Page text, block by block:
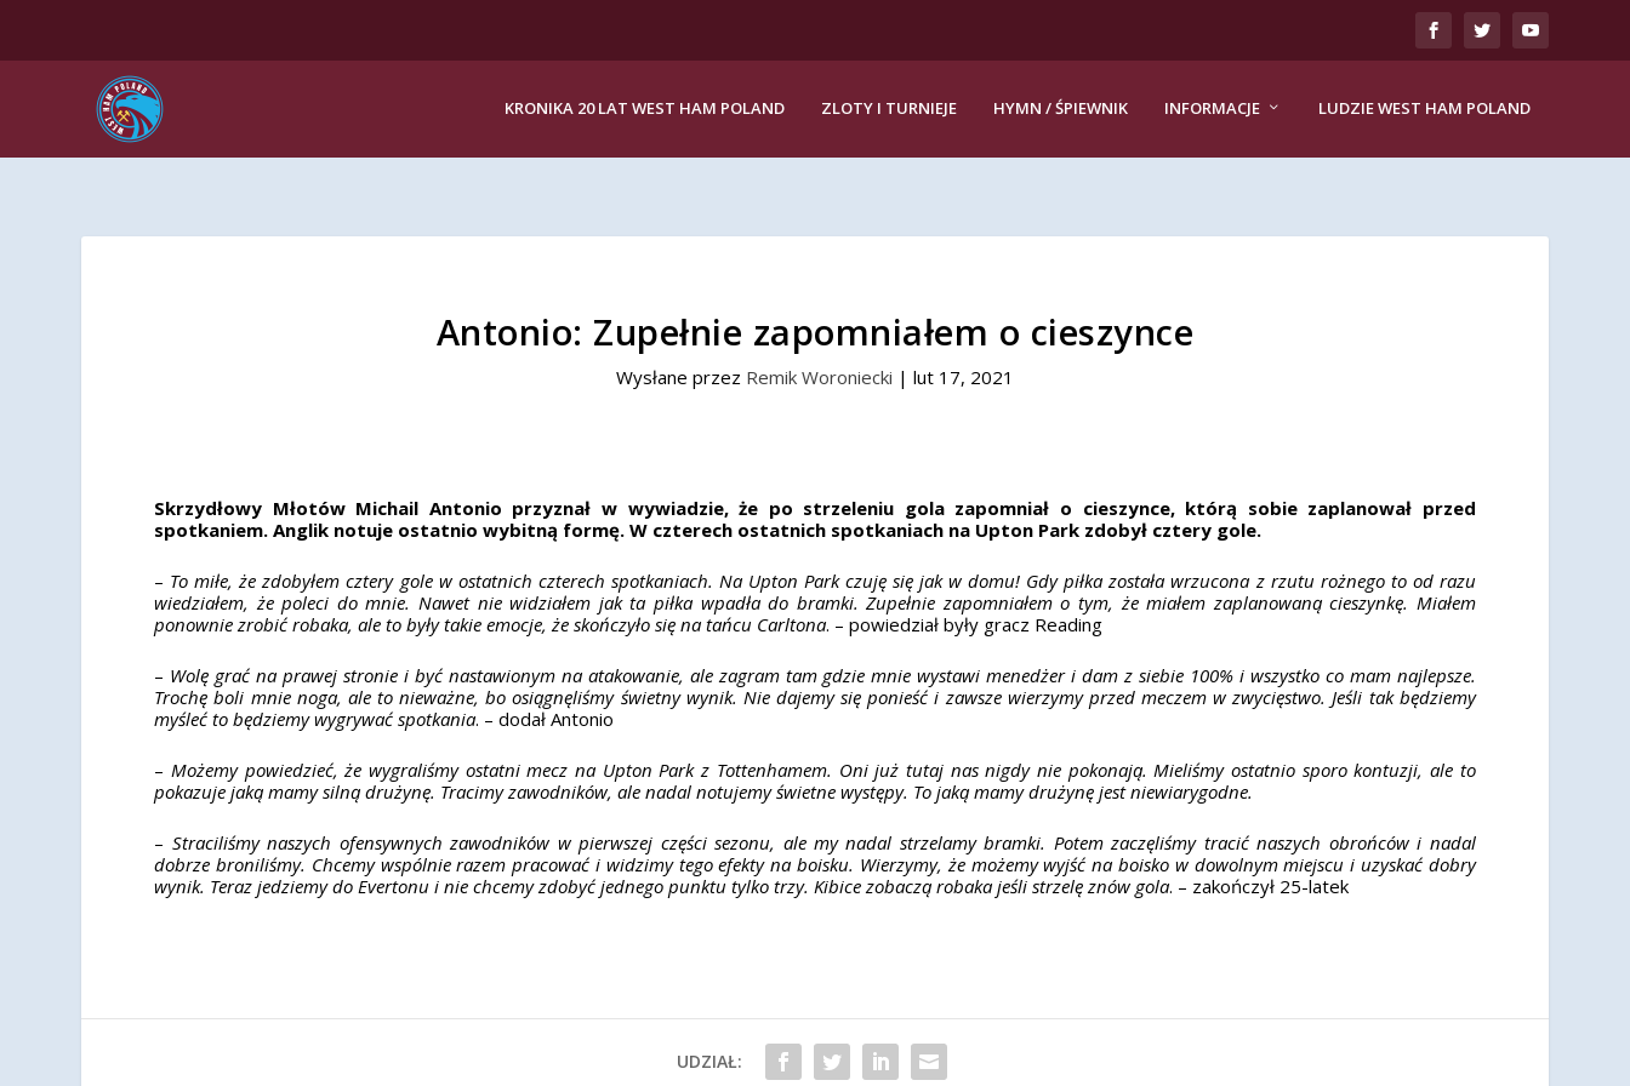
KRONIKA 20 LAT WEST HAM POLAND ZLOTY I TURNIEJE HYMN / ŚPIEWNIK INFORMACJE LUDZIE WEST HAM POLAND
Antonio: Zupełnie zapomniałem o cieszynce
Wysłane przez Remik Woroniecki | lut 17, 2021
Skrzydłowy Młotów Michail Antonio przyznał w wywiadzie, że po strzeleniu gola zapomniał o cieszynce, którą sobie zaplanował przed
spotkaniem. Anglik notuje ostatnio wybitną formę. W czterech ostatnich spotkaniach na Upton Park zdobył cztery gole.
– To miłe, że zdobyłem cztery gole w ostatnich czterech spotkaniach. Na Upton Park czuję się jak w domu! Gdy piłka została wrzucona z rzutu rożnego to od razu
wiedziałem, że poleci do mnie. Nawet nie widziałem jak ta piłka wpadła do bramki. Zupełnie zapomniałem o tym, że miałem zaplanowaną cieszynkę. Miałem
ponownie zrobić robaka, ale to były takie emocje, że skończyło się na tańcu Carltona. – powiedział były gracz Reading
– Wolę grać na prawej stronie i być nastawionym na atakowanie, ale zagram tam gdzie mnie wystawi menedżer i dam z siebie 100% i wszystko co mam najlepsze.
Trochę boli mnie noga, ale to nieważne, bo osiągnęliśmy świetny wynik. Nie dajemy się ponieść i zawsze wierzymy przed meczem w zwycięstwo. Jeśli tak będziemy
myśleć to będziemy wygrywać spotkania. – dodał Antonio
– Możemy powiedzieć, że wygraliśmy ostatni mecz na Upton Park z Tottenhamem. Oni już tutaj nas nigdy nie pokonają. Mieliśmy ostatnio sporo kontuzji, ale to
pokazuje jaką mamy silną drużynę. Tracimy zawodników, ale nadal notujemy świetne występy. To jaką mamy drużynę jest niewiarygodne.
– Straciliśmy naszych ofensywnych zawodników w pierwszej części sezonu, ale my nadal strzelamy bramki. Potem zaczęliśmy tracić naszych obrońców i nadal
dobrze broniliśmy. Chcemy wspólnie razem pracować i widzimy tego efekty na boisku. Wierzymy, że możemy wyjść na boisko w dowolnym miejscu i uzyskać dobry
wynik. Teraz jedziemy do Evertonu i nie chcemy zdobyć jednego punktu tylko trzy. Kibice zobaczą robaka jeśli strzelę znów gola. – zakończył 25-latek
UDZIAŁ: